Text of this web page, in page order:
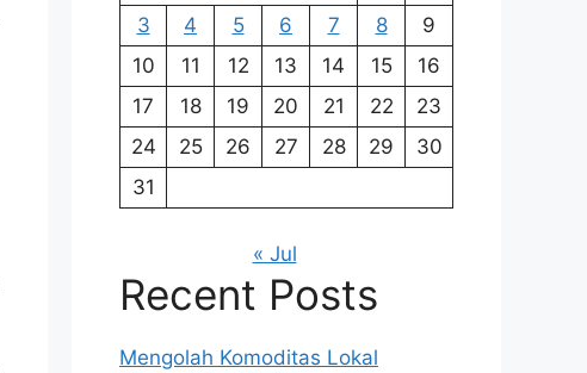
3
4 5 6 7 8
9
10
11 12 13 14 15
16
17
18 19 20 21 22
23
24
25 26 27 28 29
30
31
« Jul
Recent Posts
Mengolah Komoditas Lokal